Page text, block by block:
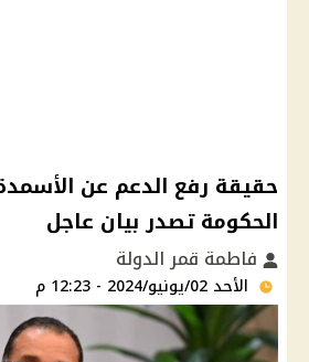
حقيقة رفع الدعم عن الأسمدة
الحكومة تصدر بيان عاجل
فاطمة قمر الدولة
الأحد 02/يونيو/2024 - 12:23 م